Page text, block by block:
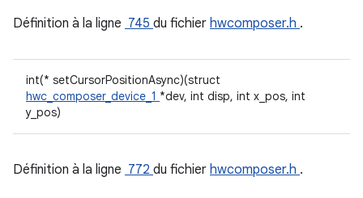
Définition à la ligne 745 du fichier hwcomposer.h .
int(* setCursorPositionAsync)(struct
hwc_composer_device_1 *dev, int disp, int x_pos, int
y_pos)
Définition à la ligne 772 du fichier hwcomposer.h .